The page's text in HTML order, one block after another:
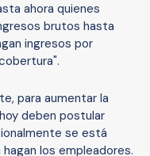
ahora quienes
brutos hasta
ingresos por
para aumentar la
deben postular
se está
los empleadores.